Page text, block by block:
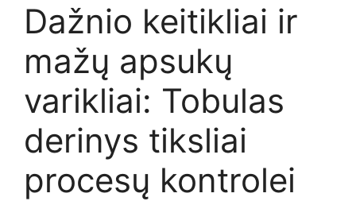
Dažnio keitikliai ir
mažų apsukų
varikliai: Tobulas
derinys tiksliai
procesų kontrolei